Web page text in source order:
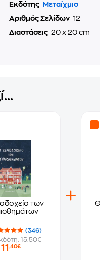
Εκδότης
Μεταίχμιο
Αριθμός Σελίδων 12
Διαστάσεις 20 x 20 cm
των
(346)
15.50€
11 ,40€